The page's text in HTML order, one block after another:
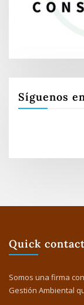
Síguenos
Quick
Somos una firma
Gestión Ambiental